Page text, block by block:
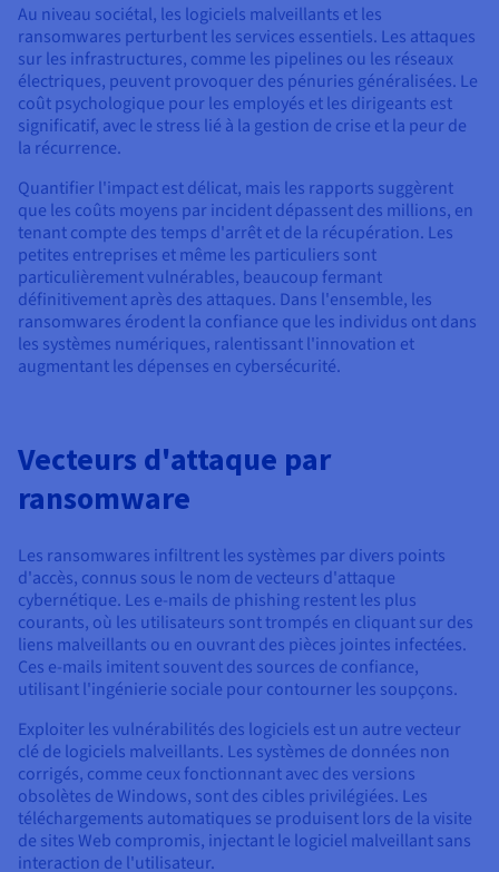
Au niveau sociétal, les logiciels malveillants et les
ransomwares perturbent les services essentiels. Les attaques
sur les infrastructures, comme les pipelines ou les réseaux
électriques, peuvent provoquer des pénuries généralisées. Le
coût psychologique pour les employés et les dirigeants est
significatif, avec le stress lié à la gestion de crise et la peur de
la récurrence.
Quantifier l'impact est délicat, mais les rapports suggèrent
que les coûts moyens par incident dépassent des millions, en
tenant compte des temps d'arrêt et de la récupération. Les
petites entreprises et même les particuliers sont
particulièrement vulnérables, beaucoup fermant
définitivement après des attaques. Dans l'ensemble, les
ransomwares érodent la confiance que les individus ont dans
les systèmes numériques, ralentissant l'innovation et
augmentant les dépenses en cybersécurité.
Vecteurs d'attaque par
ransomware
Les ransomwares infiltrent les systèmes par divers points
d'accès, connus sous le nom de vecteurs d'attaque
cybernétique. Les e-mails de phishing restent les plus
courants, où les utilisateurs sont trompés en cliquant sur des
liens malveillants ou en ouvrant des pièces jointes infectées.
Ces e-mails imitent souvent des sources de confiance,
utilisant l'ingénierie sociale pour contourner les soupçons.
Exploiter les vulnérabilités des logiciels est un autre vecteur
clé de logiciels malveillants. Les systèmes de données non
corrigés, comme ceux fonctionnant avec des versions
obsolètes de Windows, sont des cibles privilégiées. Les
téléchargements automatiques se produisent lors de la visite
de sites Web compromis, injectant le logiciel malveillant sans
interaction de l'utilisateur.